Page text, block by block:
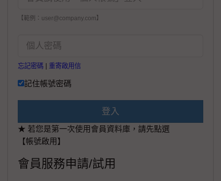
【範例：user@company.com】
忘記密碼 重寄啟用信
記住帳號密碼
登入
★ 若您是第一次使用會員資料庫，請先點選
【帳號啟用】
會員服務申請/試用